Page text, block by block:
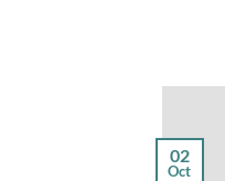
02
Oct